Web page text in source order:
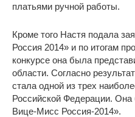
платьями ручной работы.
Кроме того Настя подала
Россия 2014» и по итогам
конкурсе она была
области. Согласно
стала одной из трех
Российской Федерации. Она
Вице-Мисс Россия-2014».